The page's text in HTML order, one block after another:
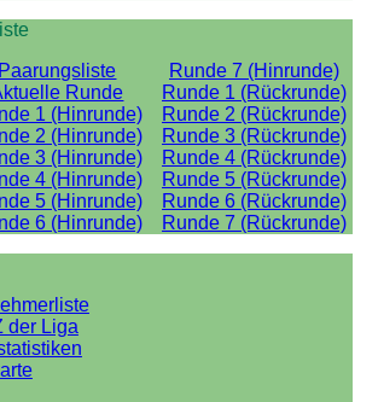
Paarungsliste
Runde 7 (Hinrunde)
Runde
Runde 1 (Rückrunde)
1 (Hinrunde)
Runde 2 (Rückrunde)
2 (Hinrunde)
Runde 3 (Rückrunde)
3 (Hinrunde)
Runde 4 (Rückrunde)
4 (Hinrunde)
Runde 5 (Rückrunde)
5 (Hinrunde)
Runde 6 (Rückrunde)
6 (Hinrunde)
Runde 7 (Rückrunde)
der Liga